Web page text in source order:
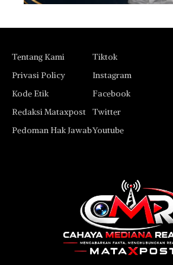
Tentang Kami
Privasi Policy
Kode Etik
Redaksi Mataxpost
Pedoman Hak Jawab
Tiktok
Instagram
Facebook
Twitter
Youtube